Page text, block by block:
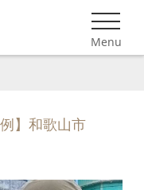
Menu
】和歌山市